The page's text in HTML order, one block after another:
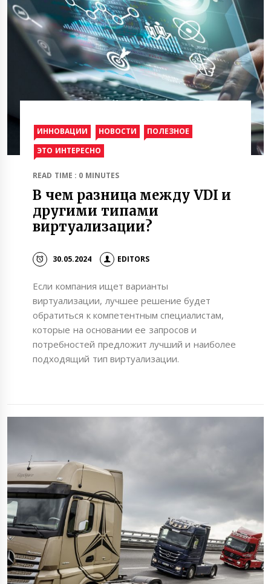
ИННОВАЦИИ НОВОСТИ
ПОЛЕЗНОЕ
ЭТО ИНТЕРЕСНО
READ TIME : 0 MINUTES
В чем разница между VDI и
другими типами
виртуализации?
30.05.2024 EDITORS
Если компания ищет варианты
виртуализации, лучшее решение будет
обратиться к компетентным специалистам,
которые на основании ее запросов и
потребностей предложит лучший и наиболее
подходящий тип виртуализации.